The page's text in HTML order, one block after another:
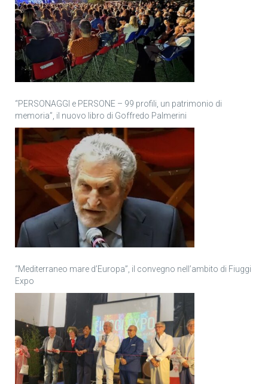
“PERSONAGGI e PERSONE – 99 profili, un patrimonio di
memoria”, il nuovo libro di Goffredo Palmerini
“Mediterraneo mare d’Europa”, il convegno nell’ambito di Fiuggi
Expo